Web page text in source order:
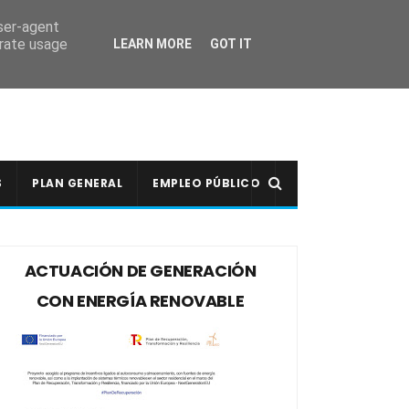
PLAN GENERAL EMPLEO PÚBLICO
ACTUACIÓN DE GENERACIÓN
CON ENERGÍA RENOVABLE
agent
usage
LEARN MORE GOT IT